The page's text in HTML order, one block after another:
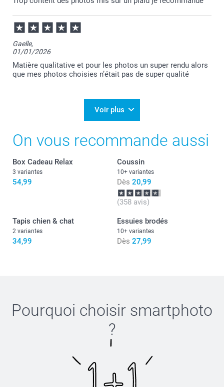
Gaelle,
01/01/2026
Matière qualitative et pour les photos un super rendu alors
que mes photos choisies n’était pas de super qualité
Voir plus
On vous recommande aussi
Box Cadeau Relax
3 variantes
54,99
Coussin
10+ variantes
Dès 20,99
(358 avis)
Tapis chien & chat
2 variantes
34,99
Essuies brodés
10+ variantes
Dès 27,99
Pourquoi choisir smartphoto
?